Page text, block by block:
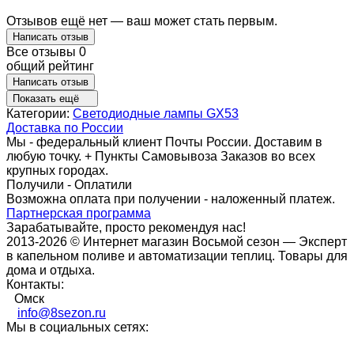
Отзывов ещё нет — ваш может стать первым.
Написать отзыв
Все отзывы 0
общий рейтинг
Написать отзыв
Показать ещё
Категории: Светодиодные лампы GX53
Доставка по России
Мы - федеральный клиент Почты России. Доставим в
любую точку. + Пункты Самовывоза Заказов во всех
крупных городах.
Получили - Оплатили
Возможна оплата при получении - наложенный платеж.
Партнерская программа
Зарабатывайте, просто рекомендуя нас!
2013-2026 © Интернет магазин Восьмой сезон — Эксперт
в капельном поливе и автоматизации теплиц. Товары для
дома и отдыха.
Контакты:
Омск
info@8sezon.ru
Мы в социальных сетях: